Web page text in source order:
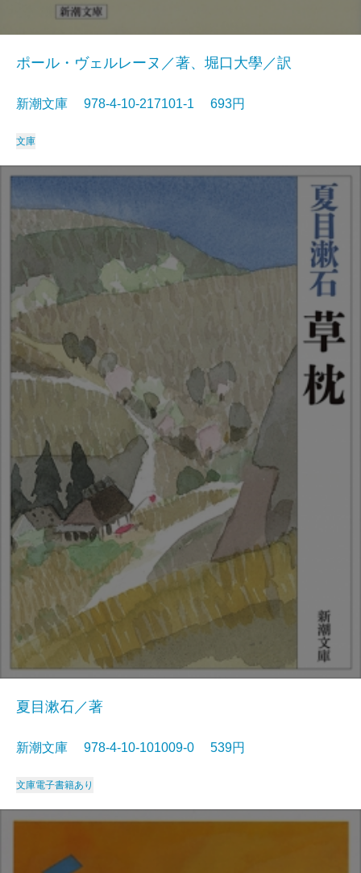
ポール・ヴェルレーヌ／著、堀口大學／訳
新潮文庫 978-4-10-217101-1 693円
文庫
夏目漱石／著
新潮文庫 978-4-10-101009-0 539円
文庫電子書籍あり